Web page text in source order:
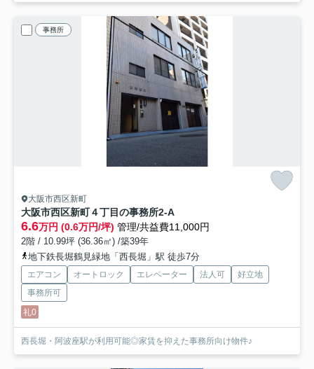
事務所
大阪市西区新町
大阪市西区新町４丁目の事務所2-A
6.6万円 (0.6万円/坪) 管理/共益費11,000円
2階 / 10.99坪 (36.36㎡) /築39年
地下鉄長堀鶴見緑地「西長堀」駅 徒歩7分
エアコン オートロック エレベーター 法人可
好立地
事務所可
礼0
西長堀・阿波座駅が利用可能◎家賃を抑えた事務所向け物件♪